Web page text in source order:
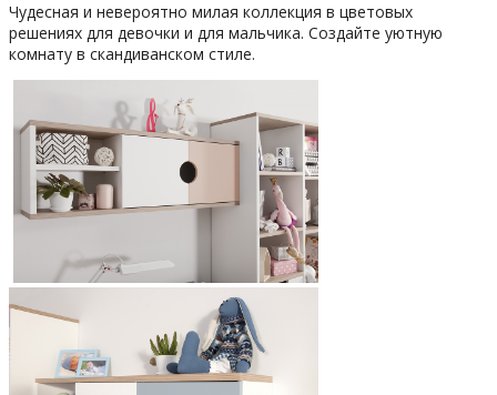
Чудесная и невероятно милая коллекция в цветовых
решениях для девочки и для мальчика. Создайте уютную
комнату в скандиванском стиле.